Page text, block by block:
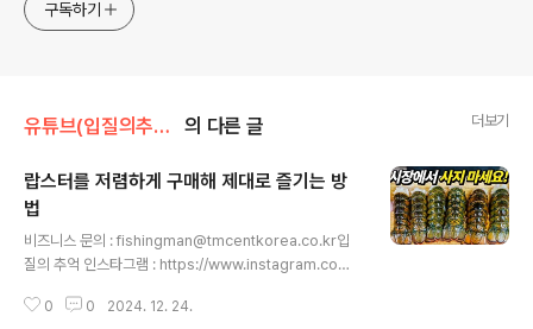
구독하기
유튜브(입질의추억tv) 의 다른 글 더보기
랍스터를 저렴하게 구매해 제대로 즐기는 방
법
비즈니스 문의 : fishingman@tmcentkorea.co.kr입
질의 추억 인스타그램 : https://www.instagram.com/
com/slds2입질의 추억 티스토리 블로그 : https://slds
0 0 2024. 12. 24.